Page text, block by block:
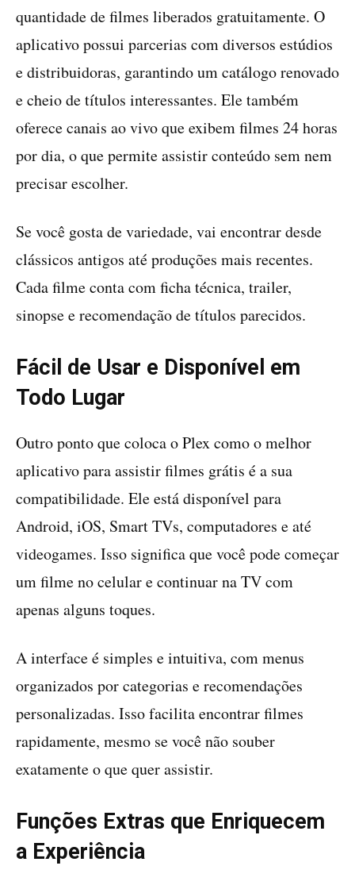
quantidade de filmes liberados gratuitamente. O
aplicativo possui parcerias com diversos estúdios
e distribuidoras, garantindo um catálogo renovado
e cheio de títulos interessantes. Ele também
oferece canais ao vivo que exibem filmes 24 horas
por dia, o que permite assistir conteúdo sem nem
precisar escolher.
Se você gosta de variedade, vai encontrar desde
clássicos antigos até produções mais recentes.
Cada filme conta com ficha técnica, trailer,
sinopse e recomendação de títulos parecidos.
Fácil de Usar e Disponível em
Todo Lugar
Outro ponto que coloca o Plex como o melhor
aplicativo para assistir filmes grátis é a sua
compatibilidade. Ele está disponível para
Android, iOS, Smart TVs, computadores e até
videogames. Isso significa que você pode começar
um filme no celular e continuar na TV com
apenas alguns toques.
A interface é simples e intuitiva, com menus
organizados por categorias e recomendações
personalizadas. Isso facilita encontrar filmes
rapidamente, mesmo se você não souber
exatamente o que quer assistir.
Funções Extras que Enriquecem
a Experiência